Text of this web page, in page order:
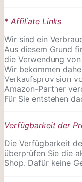
* Affiliate Links
Wir sind ein
Aus diesem Grund
die Verwendung von
Wir bekommen
Verkaufsprovision
Amazon-Partner
Für Sie entstehen
Verfügbarkeit der
Die Verfügbarkeit
überprüfen Sie die
Shop. Dafür keine